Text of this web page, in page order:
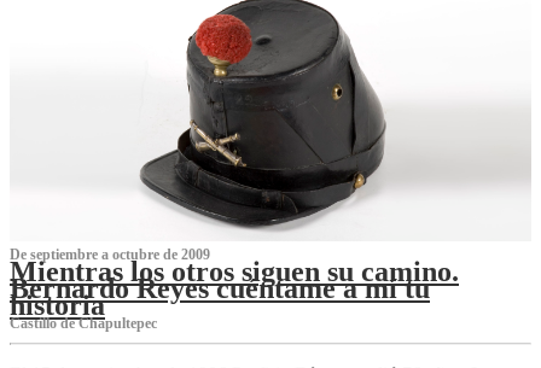
De septiembre a octubre de 2009
Mientras los otros siguen su camino.
Bernardo Reyes cuéntame a mí tu
historia
Castillo de Chapultepec